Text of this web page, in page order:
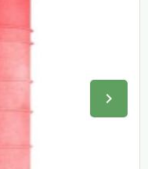
keyboard_arrow_right